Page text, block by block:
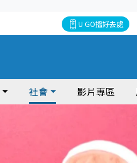
U GO搵好去處
社會 影片專區